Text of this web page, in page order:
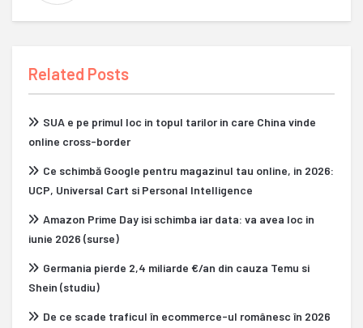
Related Posts
SUA e pe primul loc in topul tarilor in care China vinde
online cross-border
Ce schimbă Google pentru magazinul tau online, in 2026:
UCP, Universal Cart si Personal Intelligence
Amazon Prime Day isi schimba iar data: va avea loc in
iunie 2026 (surse)
Germania pierde 2,4 miliarde €/an din cauza Temu si
Shein (studiu)
De ce scade traficul în ecommerce-ul românesc în 2026